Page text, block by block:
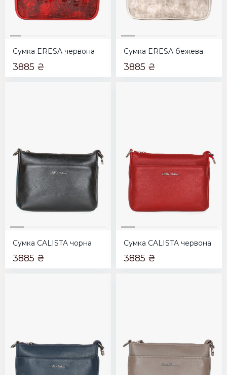
Сумка ERESA червона
3885 ₴
Сумка ERESA бежева
3885 ₴
Сумка CALISTA чорна
3885 ₴
Сумка CALISTA червона
3885 ₴